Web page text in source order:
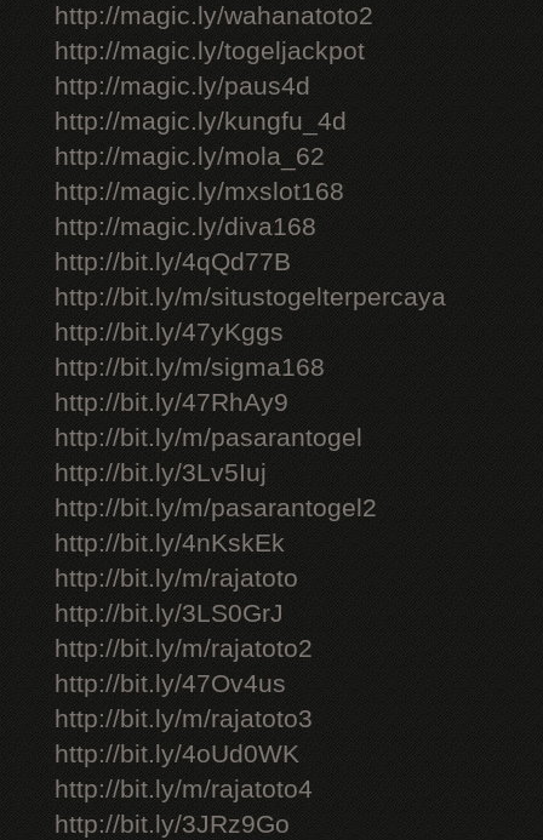
http://magic.ly/wahanatoto2
http://magic.ly/togeljackpot
http://magic.ly/paus4d
http://magic.ly/kungfu_4d
http://magic.ly/mola_62
http://magic.ly/mxslot168
http://magic.ly/diva168
http://bit.ly/4qQd77B
http://bit.ly/m/situstogelterpercaya
http://bit.ly/47yKggs
http://bit.ly/m/sigma168
http://bit.ly/47RhAy9
http://bit.ly/m/pasarantogel
http://bit.ly/3Lv5Iuj
http://bit.ly/m/pasarantogel2
http://bit.ly/4nKskEk
http://bit.ly/m/rajatoto
http://bit.ly/3LS0GrJ
http://bit.ly/m/rajatoto2
http://bit.ly/47Ov4us
http://bit.ly/m/rajatoto3
http://bit.ly/4oUd0WK
http://bit.ly/m/rajatoto4
http://bit.ly/3JRz9Go